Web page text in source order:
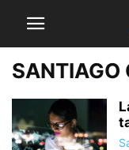
SANTIAGO